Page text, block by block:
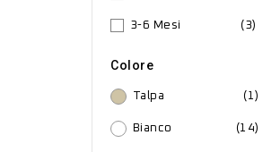
3-6 Mesi (3)
Colore
Talpa (1)
Bianco (14)